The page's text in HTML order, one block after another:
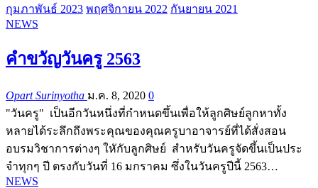
กุมภาพันธ์ 2023 พฤศจิกายน 2022 กันยายน 2021
NEWS
คำขวัญวันครู 2563
Opart Surinyotha ม.ค. 8, 2020 0
"วันครู" เป็นอีกวันหนึ่งที่กำหนดขึ้นเพื่อให้ลูกศิษย์ลูกหาทั้ง
หลายได้ระลึกถึงพระคุณของคุณครูบาอาจารย์ที่ได้สั่งสอน
อบรมวิชาการต่างๆ ใหักับลูกศิษย์ สำหรับวันครูจัดขึ้นเป็นประ
จำทุกๆ ปี ตรงกับวันที่ 16 มกราคม ซึ่งในวันครูปีนี้ 2563…
NEWS